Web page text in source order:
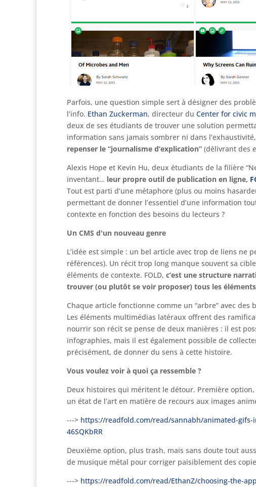
Parfois, une question simple sert à désigner des
l’info. Ethan Zuckerman, directeur du Center for civic
deux de ses étudiants de trouver une solution
information sans jamais sombrer ni dans
repenser le “journalisme d’explication” (délivrant des
Alexis Hope et Kevin Hu, deux étudiants de la filière
inventant… leur propre outil de publication en ligne,
Tout est parti d’une métaphore (plus ou moins
permettant de donner l’essentiel d’une information
contexte en fonction des besoins du lecteurs ?
Un CMS d'un nouveau genre
L’idée est simple : un bel article avec trop de liens ne
références). Un récit trop long manque souvent sa
éléments de contexte. FOLD, c’est une structure
trouver (ou plutôt se voir proposer) tous les
Chaque article fonctionne comme un “arbre” avec
Les éléments multimédias latéraux offrent des
nourrir son récit se pense de deux manières : il est
infographies, mais il est également possible de
précisément, de donner du sens à cette histoire.
Vous voulez voir à quoi ça ressemble ?
Deux histoires qui méritent le détour. Première
un état de l’art en matière de recours aux images
---> https://readfold.com/read/sannabh/animated-
46SQKbRR
Deuxième option, plus trash, mais sans doute tout
de musique métal pour corriger paisiblement des
---> https://readfold.com/read/EthanZ/choosing-the-